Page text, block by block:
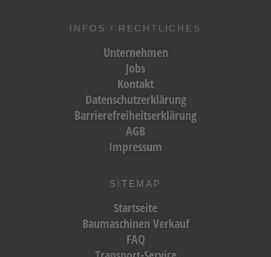
INFOS / RECHTLICHES
Unternehmen
Jobs
Kontakt
Datenschutzerklärung
Barrierefreiheitserklärung
AGB
Impressum
SITEMAP
Startseite
Baumaschinen Verkauf
FAQ